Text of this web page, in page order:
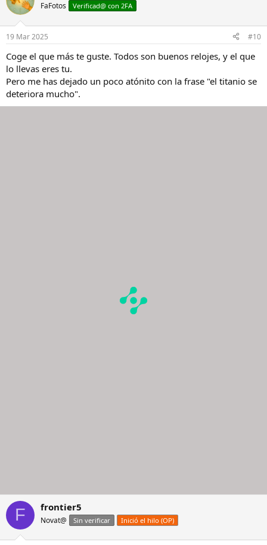
FaFotos Verificad@ con 2FA
19 Mar 2025 #10
Coge el que más te guste. Todos son buenos relojes, y el que
lo llevas eres tu.
Pero me has dejado un poco atónito con la frase "el titanio se
deteriora mucho".
F frontier5
Novat@ Sin verificar Inició el hilo (OP)